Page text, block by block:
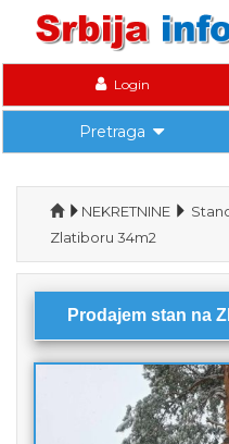
Login
Pretraga
NEKRETNINE
Zlatiboru 34m2
Prodajem stan na